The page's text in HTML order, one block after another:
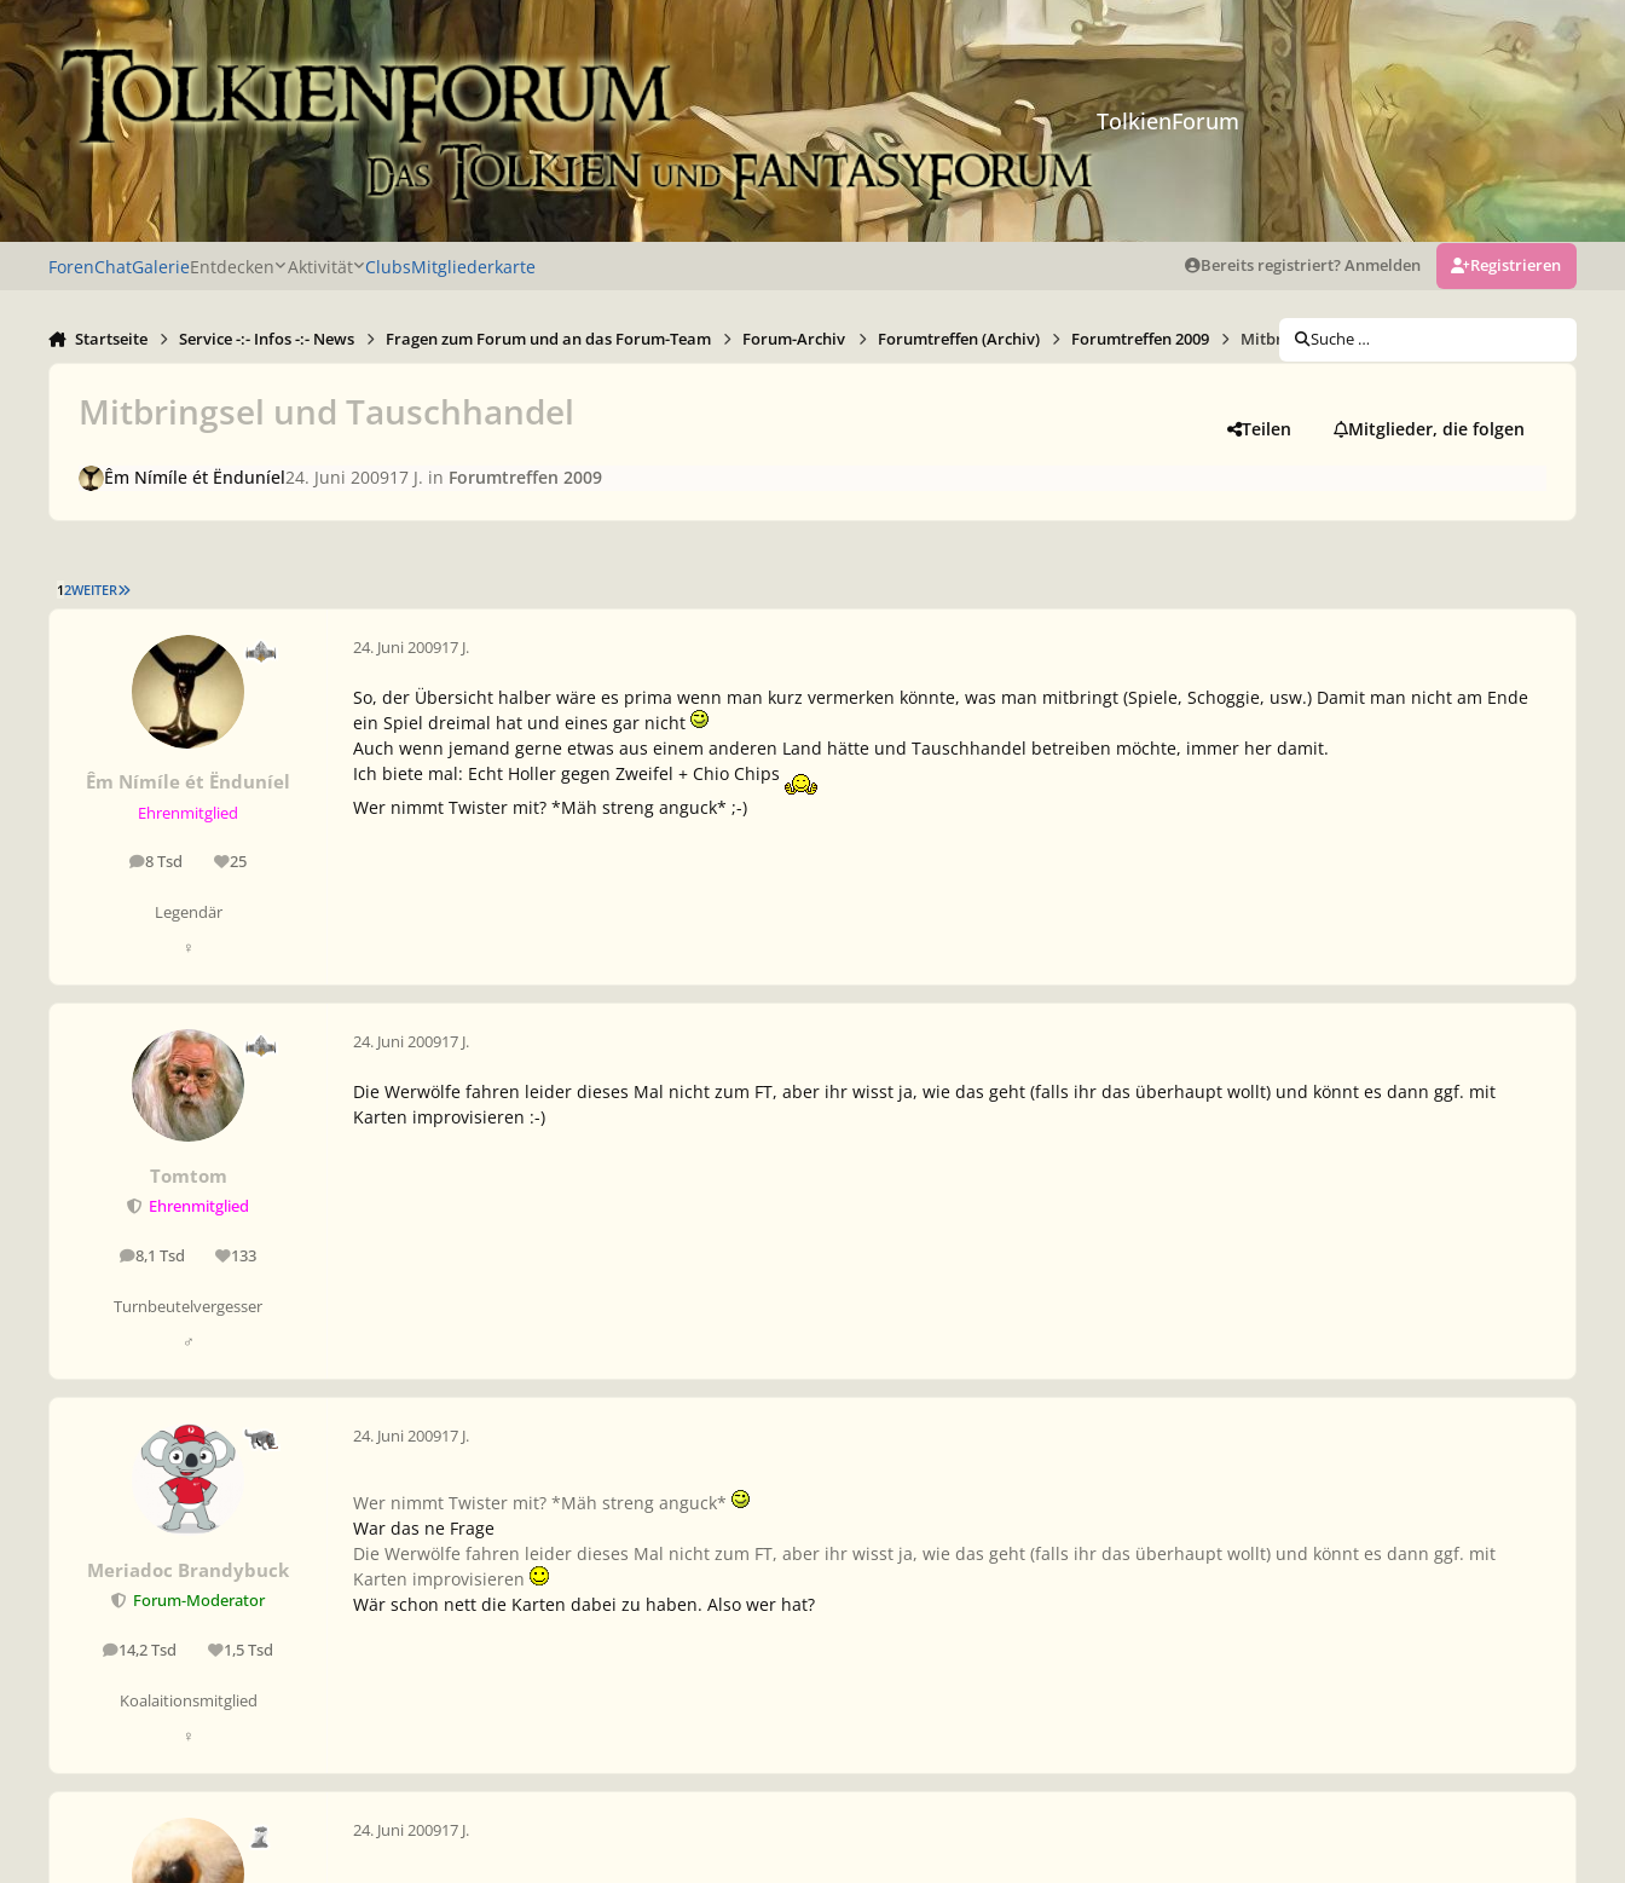
Zu Inhalt springen
TolkienForum
ForenChatGalerieEntdecken Aktivität ClubsMitgliederkarte Bereits registriert? Anmelden Registrieren
Startseite Service -:- Infos -:- News Fragen zum Forum und an das Forum-Team Forum-Archiv Forumtreffen (Archiv) Forumtreffen 2009 Mitbringsel und Tauschhandel
Suche …
Mitbringsel und Tauschhandel Teilen Mitglieder, die folgen
Êm Nímíle ét Ënduníel24. Juni 200917 J. in Forumtreffen 2009
12WEITER LETZTE SEITE
Êm Nímíle ét Ënduníel
Ehrenmitglied
8 Tsd
Beiträge 25
Reputation
Legendär
♀
24. Juni 200917 J.
So, der Übersicht halber wäre es prima wenn man kurz vermerken könnte, was man mitbringt (Spiele, Schoggie, usw.) Damit man nicht am Ende
ein Spiel dreimal hat und eines gar nicht
Auch wenn jemand gerne etwas aus einem anderen Land hätte und Tauschhandel betreiben möchte, immer her damit.
Ich biete mal: Echt Holler gegen Zweifel + Chio Chips
Wer nimmt Twister mit? *Mäh streng anguck* ;-)
Tomtom
Ehrenmitglied
8,1 Tsd
Beiträge 133
Reputation
Turnbeutelvergesser
♂
24. Juni 200917 J.
Die Werwölfe fahren leider dieses Mal nicht zum FT, aber ihr wisst ja, wie das geht (falls ihr das überhaupt wollt) und könnt es dann ggf. mit
Karten improvisieren :-)
Meriadoc Brandybuck
Forum-Moderator
14,2 Tsd
Beiträge 1,5 Tsd
Reputation
Koalaitionsmitglied
♀
24. Juni 200917 J.
Wer nimmt Twister mit? *Mäh streng anguck*
War das ne Frage
Die Werwölfe fahren leider dieses Mal nicht zum FT, aber ihr wisst ja, wie das geht (falls ihr das überhaupt wollt) und könnt es dann ggf. mit
Karten improvisieren
Wär schon nett die Karten dabei zu haben. Also wer hat?
24. Juni 200917 J.